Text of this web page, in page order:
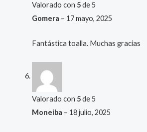
Valorado con 5de 5
Gomera – 17 mayo, 2025
Fantástica toalla. Muchas gracias
Valorado con 5de 5
Moneiba – 18 julio, 2025